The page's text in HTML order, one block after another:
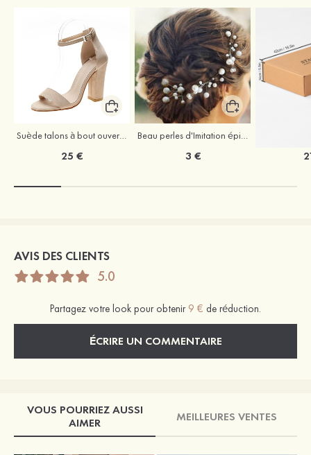
Suède talons à bout ouvert sandales talon bottier chaussures pour les soirées
25 €
Beau perles d'Imitation épingles à cheveux coiffe
3 €
AVIS DES CLIENTS
5.0
Partagez votre look pour obtenir 9 € de réduction.
ÉCRIRE UN COMMENTAIRE
VOUS POURRIEZ AUSSI
AIMER
MEILLEURES VENTES